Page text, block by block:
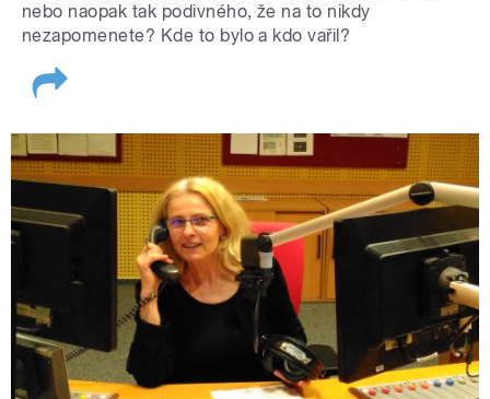
nebo naopak tak podivného, že na to nikdy
nezapomenete? Kde to bylo a kdo vařil?